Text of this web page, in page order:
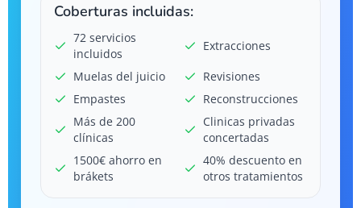
Coberturas incluidas:
72 servicios
incluidos
Extracciones
Muelas del juicio
Revisiones
Empastes
Reconstrucciones
Más de 200
clínicas
Clinicas privadas
concertadas
1500€ ahorro en
brákets
40% descuento en
otros tratamientos